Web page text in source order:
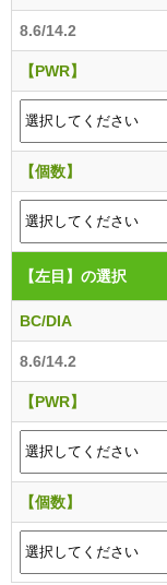
8.6/14.2
【PWR】
【個数】
【左目】 の選択
BC/DIA
8.6/14.2
【PWR】
【個数】